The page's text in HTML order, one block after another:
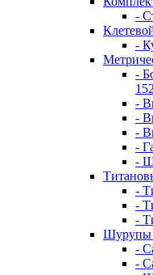
-
-
-
-
-
-
-
-
-
-
-
Шурупы
-
-